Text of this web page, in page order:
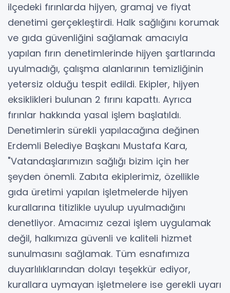
ilçedeki fırınlarda hijyen, gramaj ve fiyat
denetimi gerçekleştirdi. Halk sağlığını korumak
ve gıda güvenliğini sağlamak amacıyla
yapılan fırın denetimlerinde hijyen şartlarında
uyulmadığı, çalışma alanlarının temizliğinin
yetersiz olduğu tespit edildi. Ekipler, hijyen
eksiklikleri bulunan 2 fırını kapattı. Ayrıca
fırınlar hakkında yasal işlem başlatıldı.
Denetimlerin sürekli yapılacağına değinen
Erdemli Belediye Başkanı Mustafa Kara,
"Vatandaşlarımızın sağlığı bizim için her
şeyden önemli. Zabıta ekiplerimiz, özellikle
gıda üretimi yapılan işletmelerde hijyen
kurallarına titizlikle uyulup uyulmadığını
denetliyor. Amacımız cezai işlem uygulamak
değil, halkımıza güvenli ve kaliteli hizmet
sunulmasını sağlamak. Tüm esnafımıza
duyarlılıklarından dolayı teşekkür ediyor,
kurallara uymayan işletmelere ise gerekli uyarı